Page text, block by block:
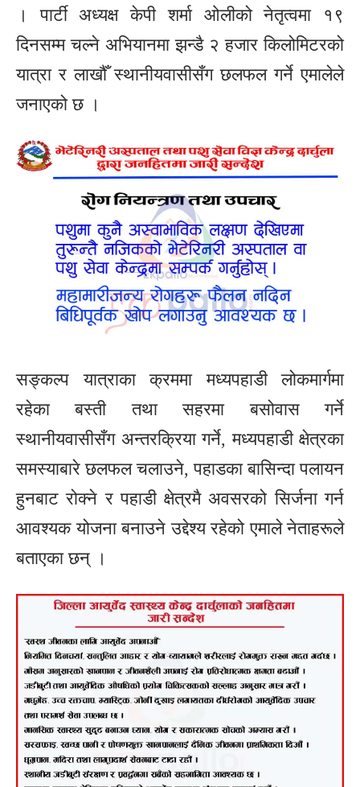
। पार्टी अध्यक्ष केपी शर्मा ओलीको नेतृत्वमा १९
दिनसम्म चल्ने अभियानमा झन्डै २ हजार किलोमिटरको
यात्रा र लाखौँ स्थानीयवासीसँग छलफल गर्ने एमालेले
जनाएको छ ।
सङ्कल्प यात्राका क्रममा मध्यपहाडी लोकमार्गमा
रहेका बस्ती तथा सहरमा बसोवास गर्ने
स्थानीयवासीसँग अन्तरक्रिया गर्ने, मध्यपहाडी क्षेत्रका
समस्याबारे छलफल चलाउने, पहाडका बासिन्दा पलायन
हुनबाट रोक्ने र पहाडी क्षेत्रमै अवसरको सिर्जना गर्न
आवश्यक योजना बनाउने उद्देश्य रहेको एमाले नेताहरूले
बताएका छन् ।